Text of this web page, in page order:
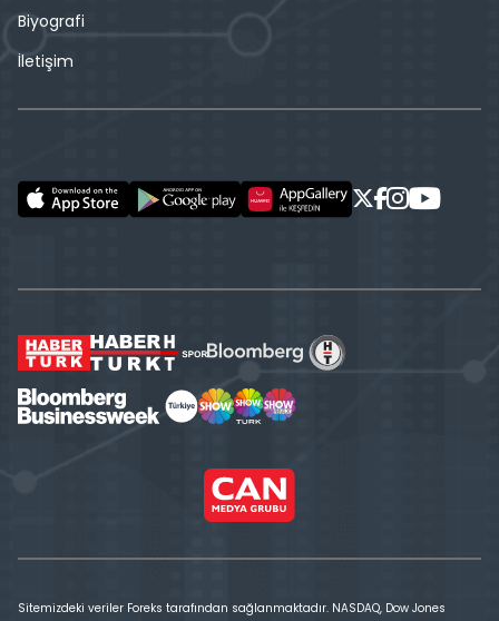
Biyografi
İletişim
Sitemizdeki veriler Foreks tarafından sağlanmaktadır. NASDAQ, Dow Jones